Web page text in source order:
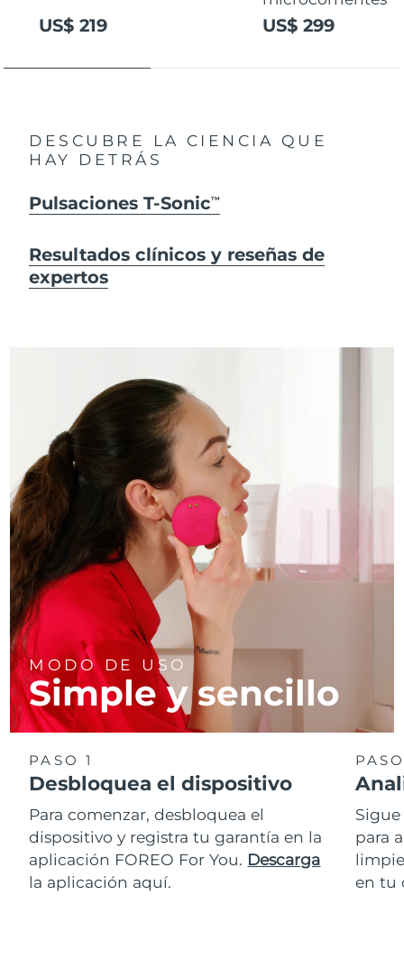
US$ 219 US$ 299
DESCUBRE LA CIENCIA QUE
HAY DETRÁS
Pulsaciones T-SonicTM
Resultados clínicos y reseñas de
expertos
MODO DE USO
Simple y sencillo
PASO 1
Desbloquea el dispositivo
Para comenzar, desbloquea el
dispositivo y registra tu garantía en la
aplicación FOREO For You. Descarga
la aplicación aquí.
para
en tu